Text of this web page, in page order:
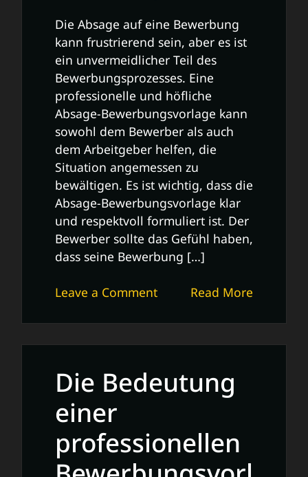
Die Absage auf eine Bewerbung
kann frustrierend sein, aber es ist
ein unvermeidlicher Teil des
Bewerbungsprozesses. Eine
professionelle und höfliche
Absage-Bewerbungsvorlage kann
sowohl dem Bewerber als auch
dem Arbeitgeber helfen, die
Situation angemessen zu
bewältigen. Es ist wichtig, dass die
Absage-Bewerbungsvorlage klar
und respektvoll formuliert ist. Der
Bewerber sollte das Gefühl haben,
dass seine Bewerbung […]
Read More
Leave a Commenton
Absage-
Bewerbungsvorlage:
und
Empfehlungen
Die Bedeutung
einer
professionellen